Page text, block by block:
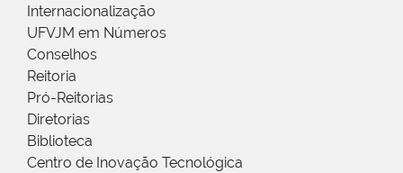
Internacionalização
UFVJM em Números
Conselhos
Reitoria
Pró-Reitorias
Diretorias
Biblioteca
Centro de Inovação Tecnológica